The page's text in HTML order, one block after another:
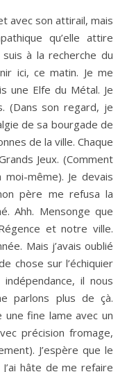
avec son attirail, mais
qu’elle attire
à la recherche du
ici, ce matin. Je me
une Elfe du Métal. Je
(Dans son regard, je
de sa bourgade de
de la ville. Chaque
Jeux. (Comment
même). Je devais
père me refusa la
Ahh. Mensonge que
et notre ville.
Mais j’avais oublié
chose sur l’échiquier
il nous
parlons plus de çà.
une fine lame avec un
précision fromage,
J’espère que le
hâte de me refaire